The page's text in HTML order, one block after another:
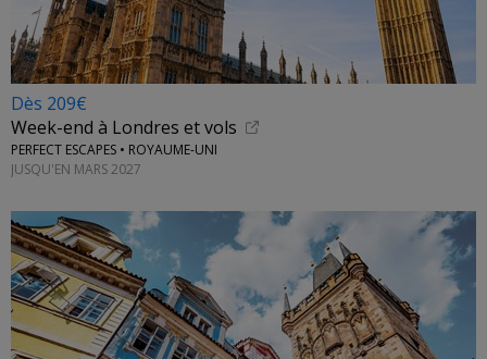
Dès 209€
Week-end à Londres et vols
PERFECT ESCAPES • ROYAUME-UNI
JUSQU'EN MARS 2027